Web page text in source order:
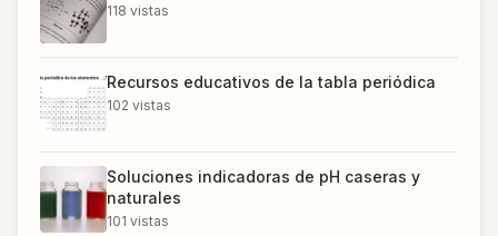
118 vistas
Recursos educativos de la tabla periódica
102 vistas
Soluciones indicadoras de pH caseras y
naturales
101 vistas